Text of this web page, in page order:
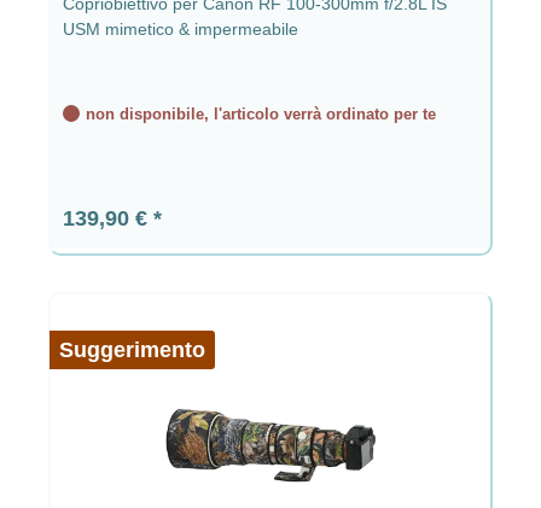
USM mimetico & impermeabile
non disponibile, l'articolo verrà ordinato per te
Prezzo normale:
139,90 €
Suggerimento